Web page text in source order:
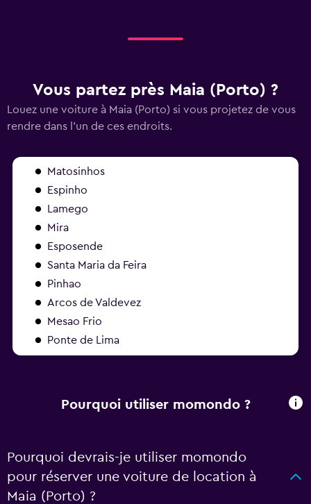
Vous partez près Maia (Porto) ?
Louez une voiture à Maia (Porto) si vous projetez de vous
rendre dans l'un de ces endroits.
Matosinhos
Espinho
Lamego
Mira
Esposende
Santa Maria da Feira
Pinhao
Arcos de Valdevez
Mesao Frio
Ponte de Lima
Pourquoi utiliser momondo ?
Pourquoi devrais-je utiliser momondo
pour réserver une voiture de location à
Maia (Porto) ?